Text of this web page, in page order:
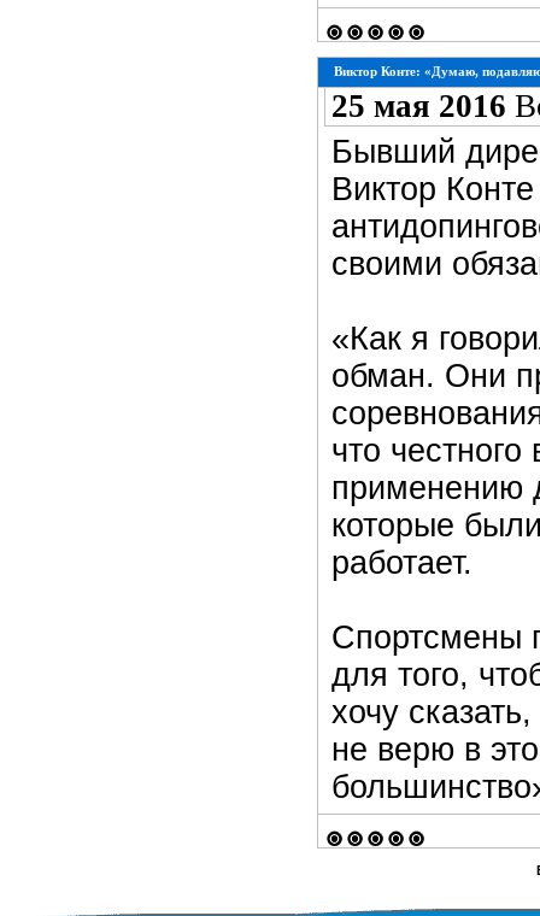
Виктор Конте: «Думаю,
25 мая 2016
Бывший
Виктор
своими
«Как я
обман. Они
что
применению
которые
работает.
Спортсмены
для того,
хочу
не верю в